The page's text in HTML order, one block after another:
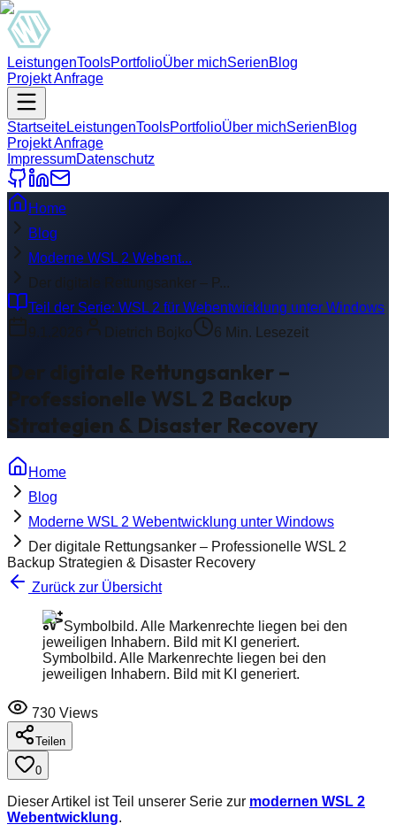
LeistungenToolsPortfolioÜber michSerienBlog
Projekt Anfrage
StartseiteLeistungenToolsPortfolioÜber michSerienBlog
Projekt Anfrage
ImpressumDatenschutz
Home
Blog
Moderne WSL 2 Webent...
Der digitale Rettungsanker – P...
Teil der Serie: WSL 2 für Webentwicklung unter Windows
Dietrich Bojko 6 Min. Lesezeit
Der digitale Rettungsanker –
Professionelle WSL 2 Backup
Strategien & Disaster Recovery
Home
Blog
Moderne WSL 2 Webentwicklung unter Windows
Der digitale Rettungsanker – Professionelle WSL 2
Backup Strategien & Disaster Recovery
Zurück zur Übersicht
Symbolbild. Alle Markenrechte liegen bei den
jeweiligen Inhabern. Bild mit KI generiert.
Symbolbild. Alle Markenrechte liegen bei den
jeweiligen Inhabern. Bild mit KI generiert.
730 Views
Teilen
0
Dieser Artikel ist Teil unserer Serie zur modernen WSL 2
Webentwicklung.